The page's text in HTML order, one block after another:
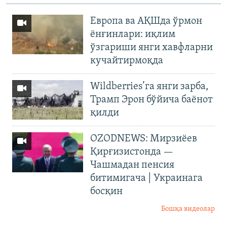
Европа ва АҚШда ўрмон
ёнғинлари: иқлим
ўзгариши янги хавфларни
кучайтирмоқда
Wildberries’га янги зарба,
Трамп Эрон бўйича баёнот
қилди
OZODNEWS: Мирзиёев
Қирғизистонда —
Чашмадан пенсия
битимигача | Украинага
босқин
Бошқа видеолар